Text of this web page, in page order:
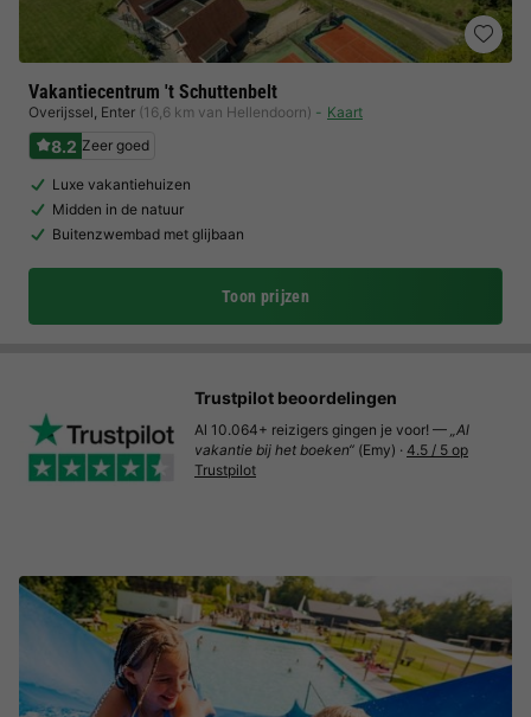
Vakantiecentrum 't Schuttenbelt
Overijssel, Enter (16,6 km van Hellendoorn) Kaart
8.2 Zeer goed
Luxe vakantiehuizen
Midden in de natuur
Buitenzwembad met glijbaan
Toon prijzen
Trustpilot beoordelingen
Al 10.064+ reizigers gingen je voor! — „Al
vakantie bij het boeken“ (Emy) · 4.5 / 5 op
Trustpilot